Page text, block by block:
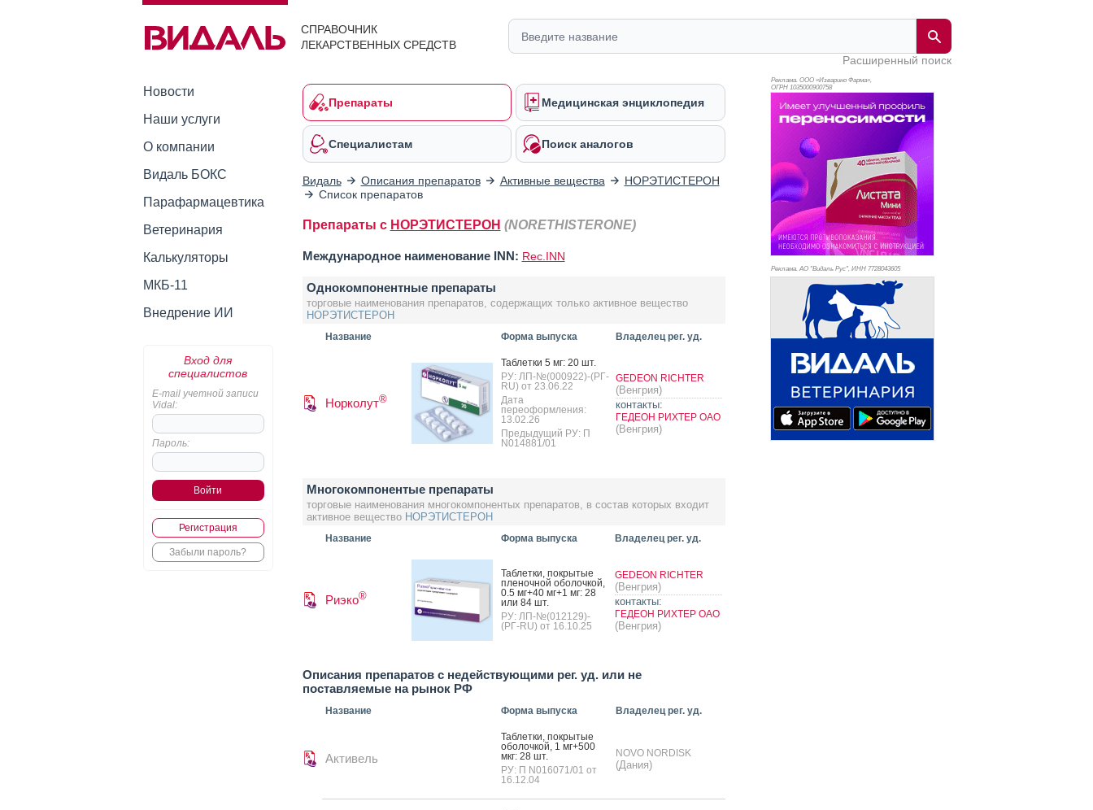
СПРАВОЧНИК
ЛЕКАРСТВЕННЫХ СРЕДСТВ
Расширенный поиск
Новости
Наши услуги
О компании
Видаль БОКС
Парафармацевтика
Ветеринария
Калькуляторы
МКБ-11
Внедрение ИИ
Вход для
специалистов
E-mail учетной записи
Vidal:
Пароль:
Регистрация
Забыли пароль?
Препараты Медицинская энциклопедия
Специалистам Поиск аналогов
Видаль Описания препаратов Активные вещества
НОРЭТИСТЕРОН
Список препаратов
Препараты с НОРЭТИСТЕРОН (NORETHISTERONE)
Международное наименование INN: Rec.INN
Однокомпонентные препараты
торговые наименования препаратов, содержащих только активное вещество
НОРЭТИСТЕРОН
Название Форма выпуска Владелец рег. уд.
Норколут®
Таб­летки 5 мг: 20 шт.
РУ: ЛП-№(000922)-(РГ-
RU) от 23.06.22
Дата
переоформления:
13.02.26
Предыдущий РУ: П
N014881/01
GEDEON RICHTER
(Венгрия)
контакты:
ГЕДЕОН РИХТЕР ОАО
(Венгрия)
Многокомпонентые препараты
торговые наименования многокомпонентых препаратов, в состав которых входит
активное вещество НОРЭТИСТЕРОН
Название Форма выпуска Владелец рег. уд.
Риэко®
Таб­летки, пок­ры­тые
пле­ноч­ной обо­лоч­кой,
0.5 мг+40 мг+1 мг: 28
или 84 шт.
РУ: ЛП-№(012129)-
(РГ-RU) от 16.10.25
GEDEON RICHTER
(Венгрия)
контакты:
ГЕДЕОН РИХТЕР ОАО
(Венгрия)
Описания препаратов с недействующими рег. уд. или не
поставляемые на рынок РФ
Название Форма выпуска Владелец рег. уд.
Активель
Таб­летки, пок­ры­тые
обо­лоч­кой, 1 мг+500
мкг: 28 шт.
РУ: П N016071/01 от
16.12.04
NOVO NORDISK
(Дания)
Реклама. ООО «Изварино Фарма»,
ОГРН 1035000900758
Реклама. АО "Видаль Рус", ИНН 7728043605